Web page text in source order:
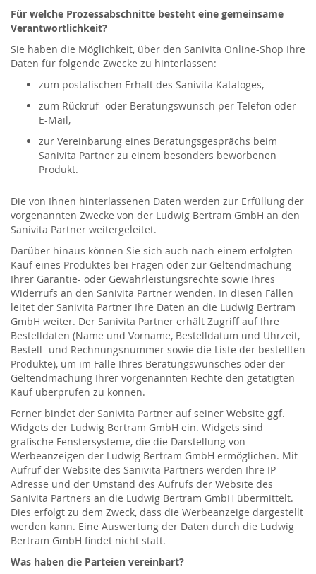
Für welche Prozessabschnitte besteht eine gemeinsame
Verantwortlichkeit?
Sie haben die Möglichkeit, über den Sanivita Online-Shop Ihre
Daten für folgende Zwecke zu hinterlassen:
zum postalischen Erhalt des Sanivita Kataloges,
zum Rückruf- oder Beratungswunsch per Telefon oder
E-Mail,
zur Vereinbarung eines Beratungsgesprächs beim
Sanivita Partner zu einem besonders beworbenen
Produkt.
Die von Ihnen hinterlassenen Daten werden zur Erfüllung der
vorgenannten Zwecke von der Ludwig Bertram GmbH an den
Sanivita Partner weitergeleitet.
Darüber hinaus können Sie sich auch nach einem erfolgten
Kauf eines Produktes bei Fragen oder zur Geltendmachung
Ihrer Garantie- oder Gewährleistungsrechte sowie Ihres
Widerrufs an den Sanivita Partner wenden. In diesen Fällen
leitet der Sanivita Partner Ihre Daten an die Ludwig Bertram
GmbH weiter. Der Sanivita Partner erhält Zugriff auf Ihre
Bestelldaten (Name und Vorname, Bestelldatum und Uhrzeit,
Bestell- und Rechnungsnummer sowie die Liste der bestellten
Produkte), um im Falle Ihres Beratungswunsches oder der
Geltendmachung Ihrer vorgenannten Rechte den getätigten
Kauf überprüfen zu können.
Ferner bindet der Sanivita Partner auf seiner Website ggf.
Widgets der Ludwig Bertram GmbH ein. Widgets sind
grafische Fenstersysteme, die die Darstellung von
Werbeanzeigen der Ludwig Bertram GmbH ermöglichen. Mit
Aufruf der Website des Sanivita Partners werden Ihre IP-
Adresse und der Umstand des Aufrufs der Website des
Sanivita Partners an die Ludwig Bertram GmbH übermittelt.
Dies erfolgt zu dem Zweck, dass die Werbeanzeige dargestellt
werden kann. Eine Auswertung der Daten durch die Ludwig
Bertram GmbH findet nicht statt.
Was haben die Parteien vereinbart?